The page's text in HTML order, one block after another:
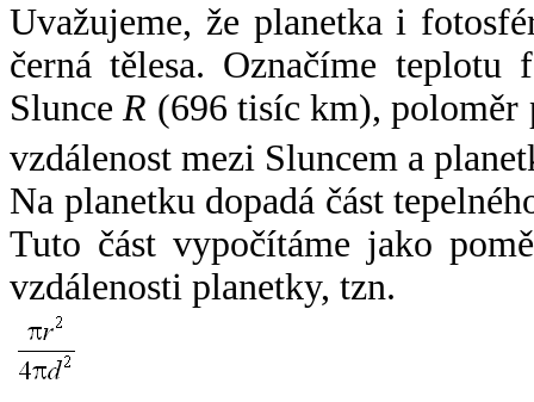
Uvažujeme, že planetka i
černá tělesa. Označíme
SlunceR (696 tisíc km),
vzdálenost mezi Sluncem a
Na planetku dopadá část
Tuto část vypočítáme jako
vzdálenosti planetky, tzn.